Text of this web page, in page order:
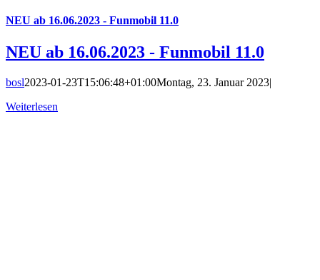
NEU ab 16.06.2023 - Funmobil 11.0
NEU ab 16.06.2023 - Funmobil 11.0
bosl2023-01-23T15:06:48+01:00Montag, 23. Januar 2023|
Weiterlesen